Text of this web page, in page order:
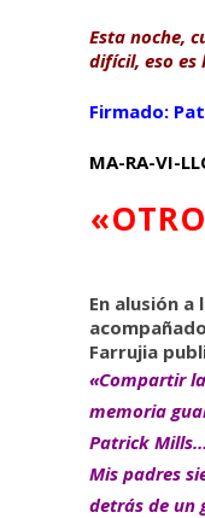
Esta noche,
difícil, eso es
Firmado:
MA-RA-VI-
En alusión a
Farrujia
«Compartir
memoria
Patrick Mills…
Mis padres
detrás de un